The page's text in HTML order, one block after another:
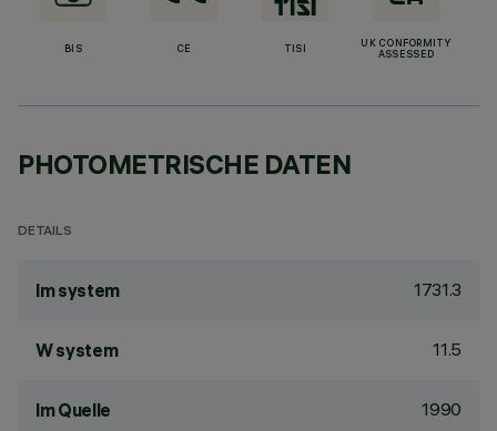
BIS CE TISI
UK CONFORMITY
ASSESSED
PHOTOMETRISCHE DATEN
DETAILS
lm system 1731.3
W system 11.5
lm Quelle 1990